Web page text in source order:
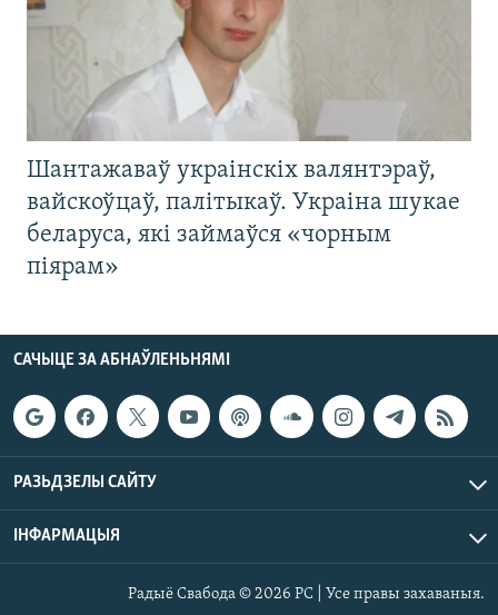
Шантажаваў украінскіх валянтэраў,
вайскоўцаў, палітыкаў. Украіна шукае
беларуса, які займаўся «чорным
піярам»
САЧЫЦЕ ЗА АБНАЎЛЕНЬНЯМІ
РАЗЬДЗЕЛЫ САЙТУ
ІНФАРМАЦЫЯ
Радыё Свабода © 2026 РС | Усе правы захаваныя.